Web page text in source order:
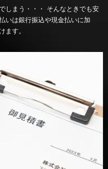
しまう・・・ そんなときでも安
いは銀行振込や現金払いに加
ます。